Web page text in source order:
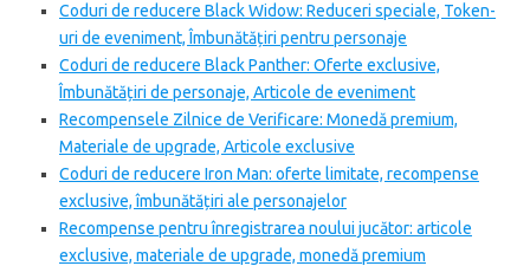
Coduri de reducere Black Widow: Reduceri speciale, Token-
uri de eveniment, Îmbunătățiri pentru personaje
Coduri de reducere Black Panther: Oferte exclusive,
Îmbunătățiri de personaje, Articole de eveniment
Recompensele Zilnice de Verificare: Monedă premium,
Materiale de upgrade, Articole exclusive
Coduri de reducere Iron Man: oferte limitate, recompense
exclusive, îmbunătățiri ale personajelor
Recompense pentru înregistrarea noului jucător: articole
exclusive, materiale de upgrade, monedă premium